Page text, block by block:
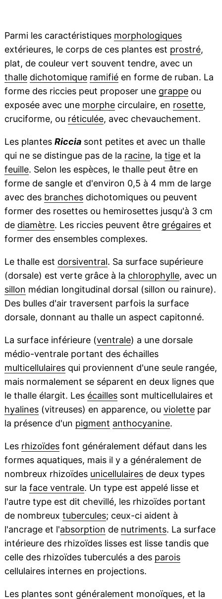
Parmi les caractéristiques morphologiques
extérieures, le corps de ces plantes est prostré,
plat, de couleur vert souvent tendre, avec un
thalle dichotomique ramifiéen forme de ruban. La
forme des riccies peut proposer une grappeou
exposée avec une morphecirculaire, en rosette,
cruciforme, ou réticulée, avec chevauchement.
Les plantes Ricciasont petites et avec un thalle
qui ne se distingue pas de la racine, la tigeet la
feuille. Selon les espèces, le thalle peut être en
forme de sangle et d'environ 0,5 à 4 mm de large
avec des branchesdichotomiques ou peuvent
former des rosettes ou hemirosettes jusqu'à 3 cm
de diamètre. Les riccies peuvent être grégaireset
former des ensembles complexes.
Le thalle est dorsiventral. Sa surface supérieure
(dorsale) est verte grâce à la chlorophylle, avec un
sillon médian longitudinal dorsal (sillon ou rainure).
Des bulles d'air traversent parfois la surface
dorsale, donnant au thalle un aspect capitonné.
La surface inférieure (ventrale) a une dorsale
médio-ventrale portant des échailles
multicellulairesqui proviennent d'une seule rangée,
mais normalement se séparent en deux lignes que
le thalle élargit. Les écaillessont multicellulaires et
hyalines(vitreuses) en apparence, ou violettepar
la présence d'un pigment anthocyanine.
Les rhizoïdesfont généralement défaut dans les
formes aquatiques, mais il y a généralement de
nombreux rhizoïdes unicellulairesde deux types
sur la face ventrale. Un type est appelé lisse et
l'autre type est dit chevillé, les rhizoïdes portant
de nombreux tubercules; ceux-ci aident à
l'ancrage et l'absorption de nutriments. La surface
intérieure des rhizoïdes lisses est lisse tandis que
celle des rhizoïdes tuberculés a des parois
cellulaires internes en projections.
Les plantes sont généralement monoïques, et la